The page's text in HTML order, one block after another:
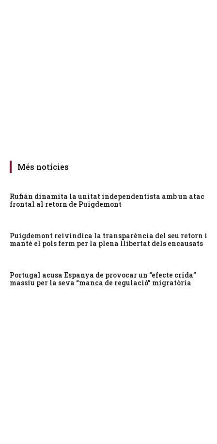
Més notícies
Rufián dinamita la unitat independentista amb un atac
frontal al retorn de Puigdemont
Puigdemont reivindica la transparència del seu retorn i
manté el pols ferm per la plena llibertat dels encausats
Portugal acusa Espanya de provocar un “efecte crida”
massiu per la seva “manca de regulació” migratòria